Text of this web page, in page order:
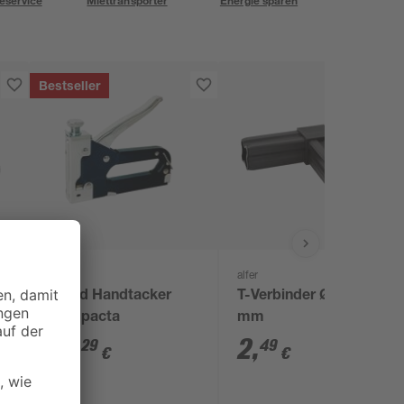
Bestseller
Rapid Handtacker
Compacta
,29 €
alfer
T-Verbinder Ø 23,5
mm
2,49 €